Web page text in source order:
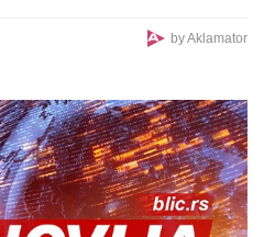
U SRBIJI! Evo gde se